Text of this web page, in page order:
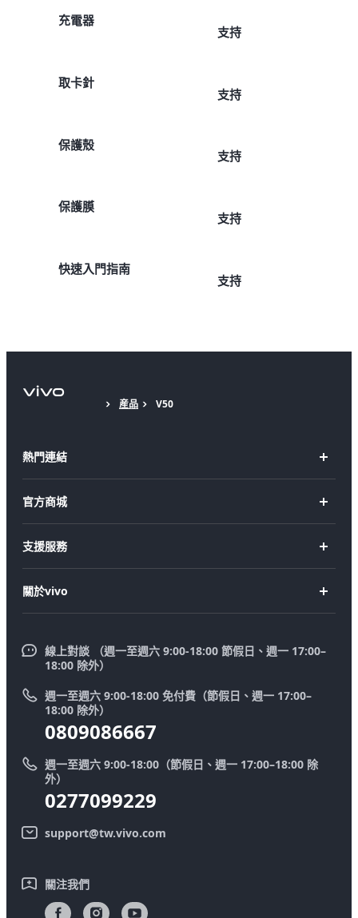
充電器
支持
取卡針
支持
保護殼
支持
保護膜
支持
快速入門指南
支持
産品 V50
熱門連結
X200 Pro
X200
X200 FE
V50 Lite 5G
V50
官方商城
購買手機
購買配件
支援服務
服務中心
Funtouch OS
系統升級
零配件價格查詢
送修服務
IMEI 碼驗證
系統連鎖通路夥伴
產品保固說明
下載還原 Log 的 LUT
關於vivo
新聞中心
法律聲明
優惠活動
舊機換新機
vivo｜蔡司影像
線上對談 （週一至週六 9:00-18:00 節假日、週一 17:00–
18:00 除外）
週一至週六 9:00-18:00 免付費（節假日、週一 17:00–
18:00 除外）
0809086667
週一至週六 9:00-18:00（節假日、週一 17:00–18:00 除
外）
0277099229
support@tw.vivo.com
關注我們